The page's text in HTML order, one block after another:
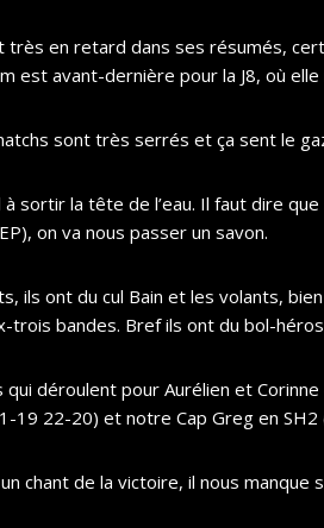
très en retard dans ses résumés,
est avant-dernière pour la J8, où
sont très serrés et ça sent le
à sortir la tête de l’eau. Il faut dire
on va nous passer un savon.
ils ont du cul Bain et les volants,
trois bandes. Bref ils ont du bol-
qui déroulent pour Aurélien et
19 22-20) et notre Cap Greg en
un chant de la victoire, il nous